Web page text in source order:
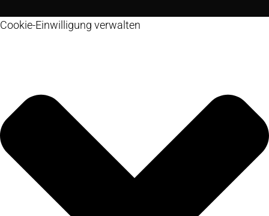
Cookie-Einwilligung verwalten